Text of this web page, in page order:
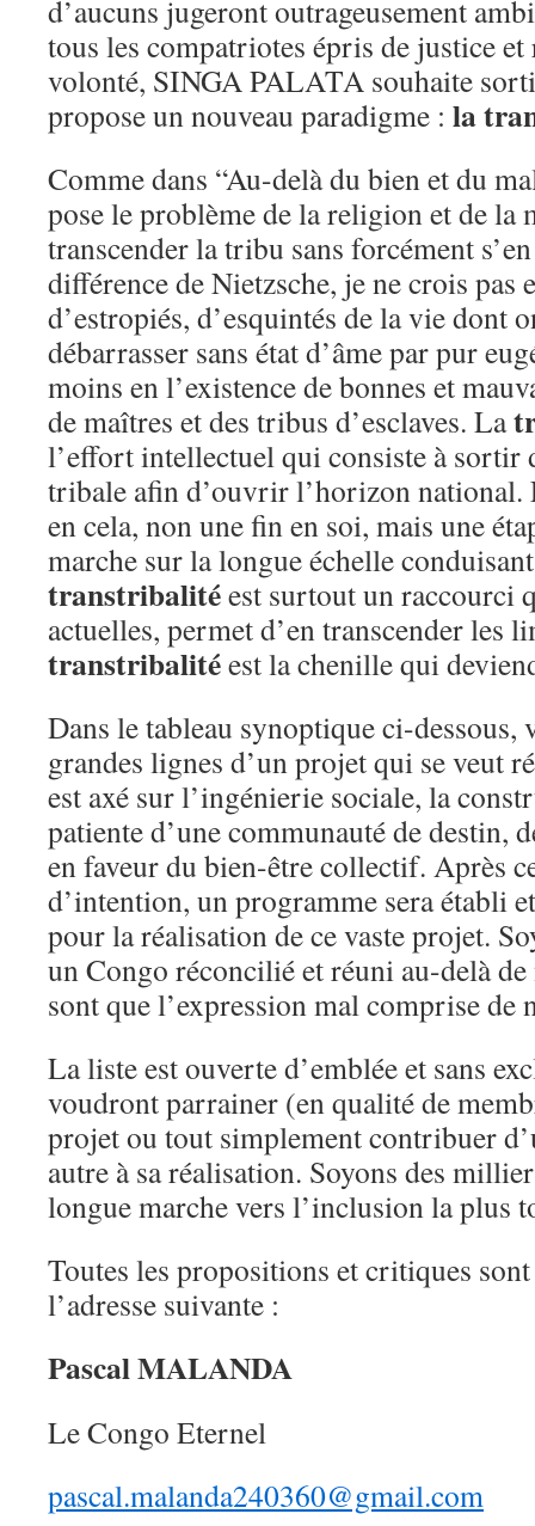
d’aucuns jugeront outrageusement
tous les compatriotes épris de justice
volonté, SINGA PALATA souhaite
propose un nouveau paradigme : la
Comme dans “Au-delà du bien et du
pose le problème de la religion et de la
transcender la tribu sans forcément
différence de Nietzsche, je ne crois pas
d’estropiés, d’esquintés de la vie dont
débarrasser sans état d’âme par pur
moins en l’existence de bonnes et
de maîtres et des tribus d’esclaves. La
l’effort intellectuel qui consiste à sortir
tribale afin d’ouvrir l’horizon
en cela, non une fin en soi, mais une
marche sur la longue échelle
transtribalitéest surtout un raccourci
actuelles, permet d’en transcender les
transtribalitéest la chenille qui
Dans le tableau synoptique ci-dessous,
grandes lignes d’un projet qui se veut
est axé sur l’ingénierie sociale, la
patiente d’une communauté de destin,
en faveur du bien-être collectif. Après
d’intention, un programme sera établi
pour la réalisation de ce vaste projet.
un Congo réconcilié et réuni au-delà
sont que l’expression mal comprise de
La liste est ouverte d’emblée et sans
voudront parrainer (en qualité de
projet ou tout simplement contribuer
autre à sa réalisation. Soyons des
longue marche vers l’inclusion la plus
Toutes les propositions et critiques sont
l’adresse suivante :
Pascal MALANDA
Le Congo Eternel
pascal.malanda240360@gmail.com